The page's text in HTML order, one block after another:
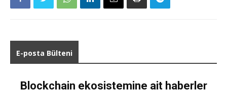
E-posta Bülteni
Blockchain ekosistemine ait haberler